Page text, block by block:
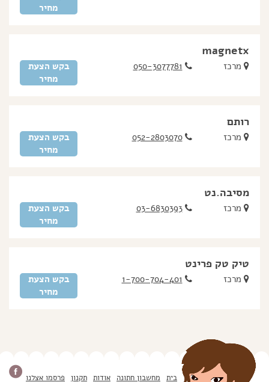
מחיר
magnetx
מרכז 050-3077781
בקש הצעת
מחיר
רותם
מרכז 052-2803070
בקש הצעת
מחיר
מסיבה.נט
מרכז 03-6830393
בקש הצעת
מחיר
טיק טק פרינט
מרכז 1-700-704-401
בקש הצעת
מחיר
בית מחשבון חתונה אודות תקנון פרסמו אצלנו